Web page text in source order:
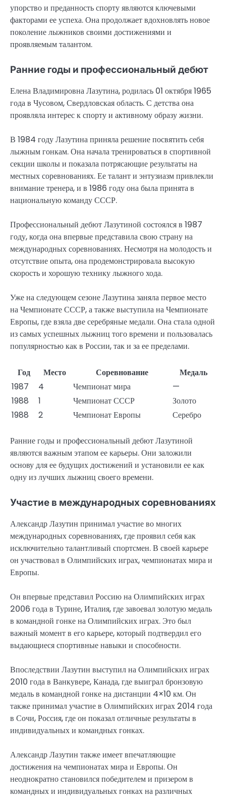
упорство и преданность спорту являются ключевыми
факторами ее успеха. Она продолжает вдохновлять новое
поколение лыжников своими достижениями и
проявляемым талантом.
Ранние годы и профессиональный дебют
Елена Владимировна Лазутина, родилась 01 октября 1965
года в Чусовом, Свердловская область. С детства она
проявляла интерес к спорту и активному образу жизни.
В 1984 году Лазутина приняла решение посвятить себя
лыжным гонкам. Она начала тренироваться в спортивной
секции школы и показала потрясающие результаты на
местных соревнованиях. Ее талант и энтузиазм привлекли
внимание тренера, и в 1986 году она была принята в
национальную команду СССР.
Профессиональный дебют Лазутиной состоялся в 1987
году, когда она впервые представила свою страну на
международных соревнованиях. Несмотря на молодость и
отсутствие опыта, она продемонстрировала высокую
скорость и хорошую технику лыжного хода.
Уже на следующем сезоне Лазутина заняла первое место
на Чемпионате СССР, а также выступила на Чемпионате
Европы, где взяла две серебряные медали. Она стала одной
из самых успешных лыжниц того времени и пользовалась
популярностью как в России, так и за ее пределами.
Год Место Соревнование
Медаль
1987
4 Чемпионат мира
—
1988
1 Чемпионат СССР
Золото
1988
2 Чемпионат Европы Серебро
Ранние годы и профессиональный дебют Лазутиной
являются важным этапом ее карьеры. Они заложили
основу для ее будущих достижений и установили ее как
одну из лучших лыжниц своего времени.
Участие в международных соревнованиях
Александр Лазутин принимал участие во многих
международных соревнованиях, где проявил себя как
исключительно талантливый спортсмен. В своей карьере
он участвовал в Олимпийских играх, чемпионатах мира и
Европы.
Он впервые представил Россию на Олимпийских играх
2006 года в Турине, Италия, где завоевал золотую медаль
в командной гонке на Олимпийских играх. Это был
важный момент в его карьере, который подтвердил его
выдающиеся спортивные навыки и способности.
Впоследствии Лазутин выступил на Олимпийских играх
2010 года в Ванкувере, Канада, где выиграл бронзовую
медаль в командной гонке на дистанции 4×10 км. Он
также принимал участие в Олимпийских играх 2014 года
в Сочи, Россия, где он показал отличные результаты в
индивидуальных и командных гонках.
Александр Лазутин также имеет впечатляющие
достижения на чемпионатах мира и Европы. Он
неоднократно становился победителем и призером в
командных и индивидуальных гонках на различных